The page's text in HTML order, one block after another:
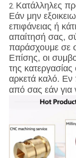
2. Κατάλληλες
Εάν μην
επιφάνειας ή
απαίτησή σας,
παράσχουμε σε
Επίσης, οι
της κατεργασίας
αρκετά καλό. Εν
από σας εάν για